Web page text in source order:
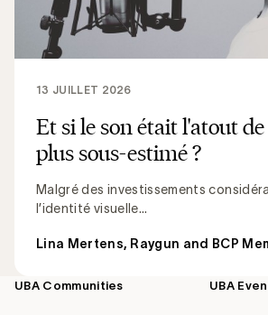
Et si le son était l'atout
plus sous-estimé ?
Malgré des investissements
l’identité visuelle...
13 JUILLET 2026
Lina Mertens, Raygun and BCP
Footer
UBA Communities UBA